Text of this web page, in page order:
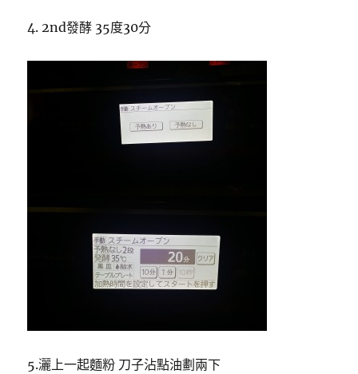
4. 2nd發酵 35度30分
5.灑上一起麵粉 刀子沾點油劃兩下